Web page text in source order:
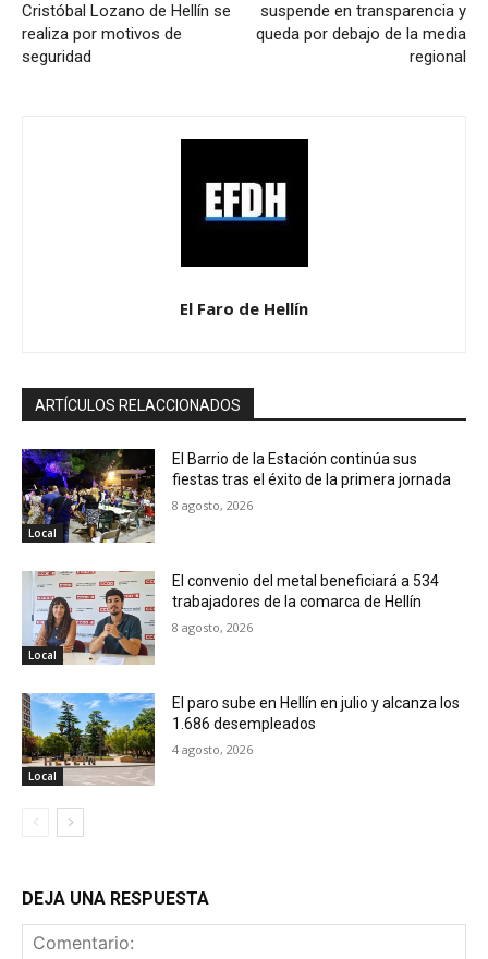
Cristóbal Lozano de Hellín se
realiza por motivos de
seguridad
suspende en transparencia y
queda por debajo de la media
regional
El Faro de Hellín
ARTÍCULOS RELACCIONADOS
Local
El Barrio de la Estación continúa sus
fiestas tras el éxito de la primera jornada
8 agosto, 2026
Local
El convenio del metal beneficiará a 534
trabajadores de la comarca de Hellín
8 agosto, 2026
Local
El paro sube en Hellín en julio y alcanza los
1.686 desempleados
4 agosto, 2026
DEJA UNA RESPUESTA